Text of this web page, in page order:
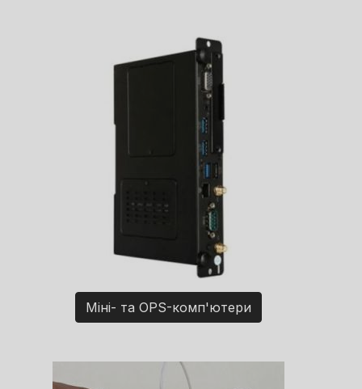
Міні- та OPS-комп'ютери